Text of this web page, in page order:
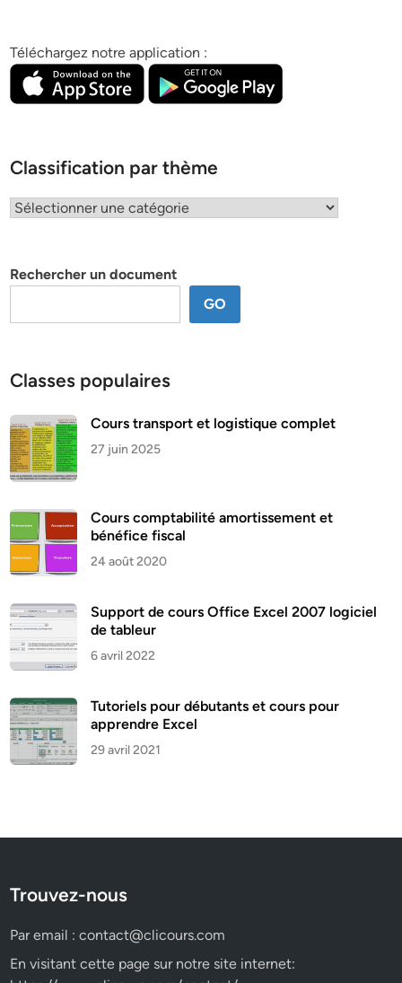
Téléchargez notre application :
Classification par thème
Classification
Rechercher un document
GO
Classes populaires
Cours transport et logistique complet
27 juin 2025
Cours comptabilité amortissement et
bénéfice fiscal
24 août 2020
Support de cours Office Excel 2007 logiciel
de tableur
6 avril 2022
Tutoriels pour débutants et cours pour
apprendre Excel
29 avril 2021
Trouvez-nous
Par email :contact@clicours.com
En visitant cette page sur notre site internet: